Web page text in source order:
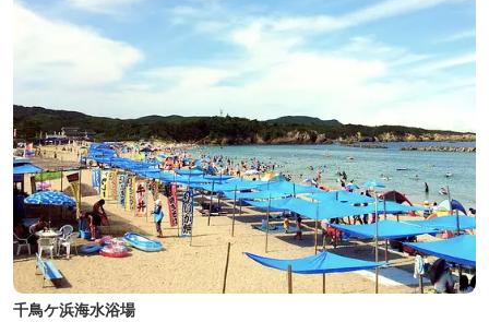
千鳥ケ浜海水浴場